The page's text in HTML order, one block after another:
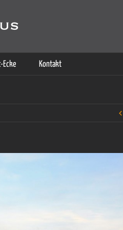
Ecke Kontakt
Sie sich damit